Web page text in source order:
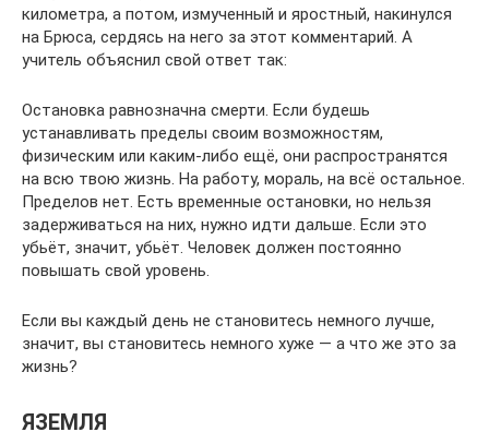
километра, а потом, измученный и яростный, накинулся
на Брюса, сердясь на него за этот комментарий. А
учитель объяснил свой ответ так:
Остановка равнозначна смерти. Если будешь
устанавливать пределы своим возможностям,
физическим или каким-либо ещё, они распространятся
на всю твою жизнь. На работу, мораль, на всё остальное.
Пределов нет. Есть временные остановки, но нельзя
задерживаться на них, нужно идти дальше. Если это
убьёт, значит, убьёт. Человек должен постоянно
повышать свой уровень.
Если вы каждый день не становитесь немного лучше,
значит, вы становитесь немного хуже — а что же это за
жизнь?
ЯЗЕМЛЯ